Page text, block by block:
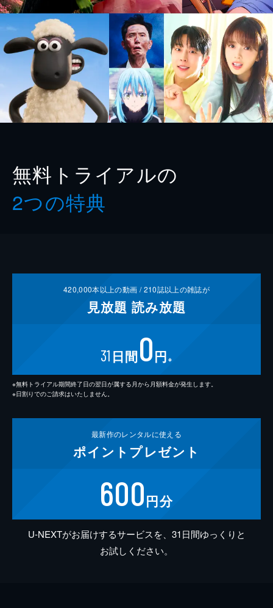
無料トライアルの
2つの特典
420,000本以上の動画 /210誌以上の雑誌が
見放題 読み放題
31 日間0円 ※
※無料トライアル期間終了日の翌日が属する月から月額料金が発生します。
※日割りでのご請求はいたしません。
最新作のレンタルに使える
ポイント プレゼント
600円分
U-NEXTがお届けするサービスを、31日間ゆっくりと
お試しください。